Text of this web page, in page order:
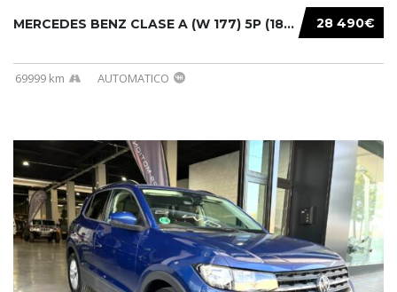
28 490€
MERCEDES BENZ CLASE A (W 177) 5P (18-) 2020....
69999 km AUTOMATICO